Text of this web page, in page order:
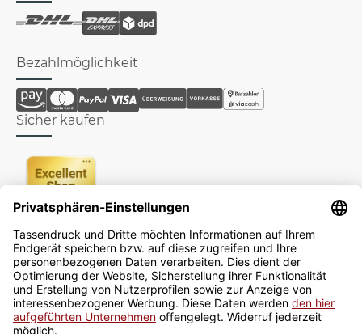
Bezahlmöglichkeit
Sicher kaufen
Newsletter